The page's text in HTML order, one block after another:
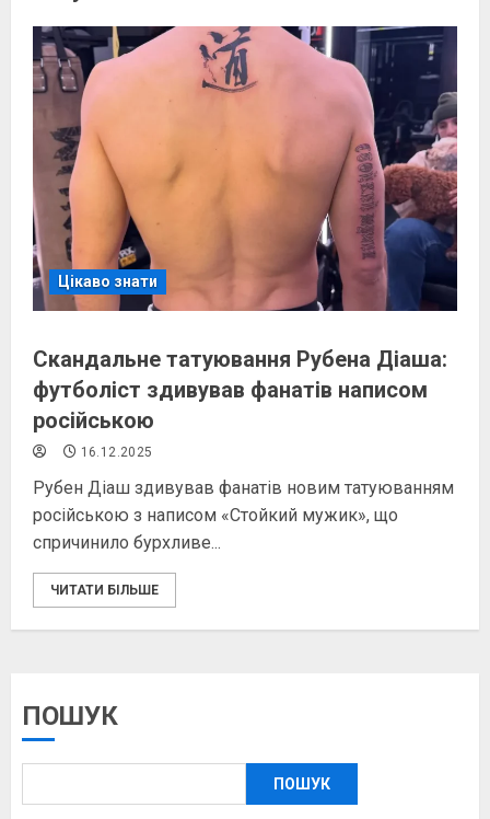
Цікаво знати
Скандальне татуювання Рубена Діаша:
футболіст здивував фанатів написом
російською
16.12.2025
Рубен Діаш здивував фанатів новим татуюванням
російською з написом «Стойкий мужик», що
спричинило бурхливе...
ЧИТАТИ БІЛЬШЕ
ПОШУК
ПОШУК